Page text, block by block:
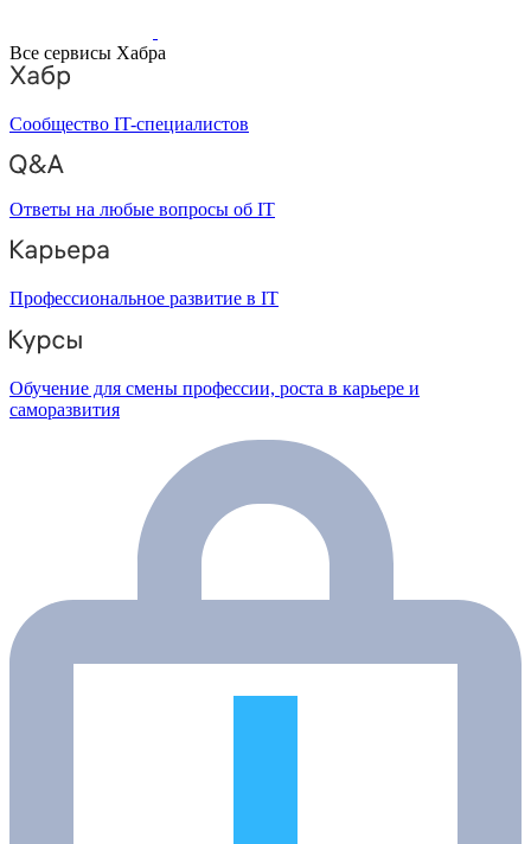
Все сервисы Хабра
Сообщество IT-специалистов
Ответы на любые вопросы об IT
Профессиональное развитие в IT
Обучение для смены профессии, роста в карьере и
саморазвития